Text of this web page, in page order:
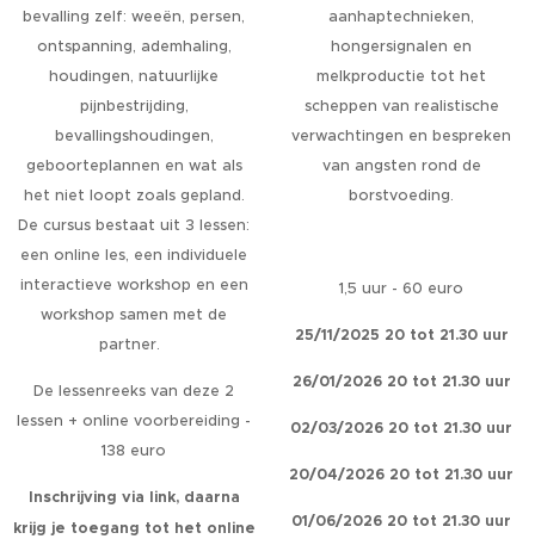
bevalling zelf: weeën, persen,
ontspanning, ademhaling,
houdingen, natuurlijke
pijnbestrijding,
bevallingshoudingen,
geboorteplannen en wat als
het niet loopt zoals gepland.
De cursus bestaat uit 3 lessen:
een online les, een individuele
interactieve workshop en een
workshop samen met de
partner.
De lessenreeks van deze 2
lessen + online voorbereiding -
138 euro
Inschrijving via link, daarna
krijg je toegang tot het online
aanhaptechnieken,
hongersignalen en
melkproductie tot het
scheppen van realistische
verwachtingen en bespreken
van angsten rond de
borstvoeding.
1,5 uur - 60 euro
25/11/2025 20 tot 21.30 uur
26/01/2026 20 tot 21.30 uur
02/03/2026 20 tot 21.30 uur
20/04/2026 20 tot 21.30 uur
01/06/2026 20 tot 21.30 uur